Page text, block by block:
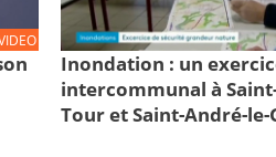
Inondation : un
intercommunal à
Tour et Saint-André-le-